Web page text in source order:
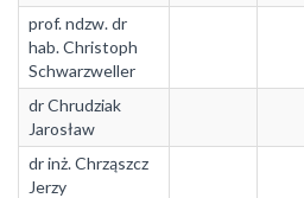
prof. ndzw. dr
hab. Christoph
Schwarzweller
dr Chrudziak
Jarosław
dr inż. Chrząszcz
Jerzy